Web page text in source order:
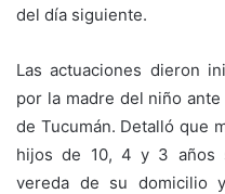
del día siguiente.
Las actuaciones dieron
por la madre del niño
de Tucumán. Detalló que
hijos de 10, 4 y 3 años
vereda de su domicilio